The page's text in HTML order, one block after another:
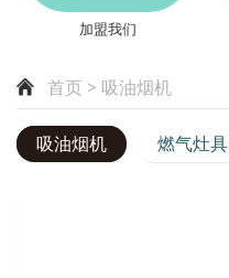
加盟我们
首页 > 吸油烟机
吸油烟机 燃气灶具